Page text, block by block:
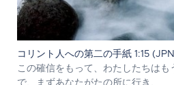
コリント人への第二の手紙 1:15
この確信をもって、わたしたちは
で、まずあなたがたの所に行き、